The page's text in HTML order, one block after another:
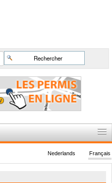
Français
Nederlands